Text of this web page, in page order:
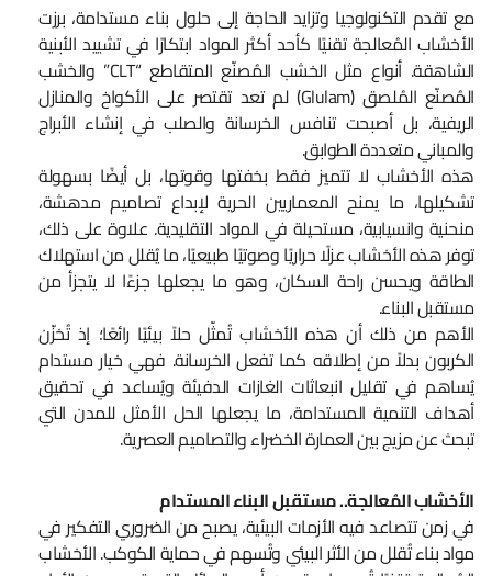
مع تقدم التكنولوجيا وتزايد الحاجة إلى حلول بناء مستدامة، برزت
الأخشاب المُعالجة تقنيًا كأحد أكثر المواد ابتكارًا في تشييد الأبنية
الشاهقة. أنواع مثل الخشب المُصنّع المتقاطع “CLT” والخشب
المُصنّع المُلصق (Glulam) لم تعد تقتصر على الأكواخ والمنازل
الريفية، بل أصبحت تنافس الخرسانة والصلب في إنشاء الأبراج
والمباني متعددة الطوابق.
هذه الأخشاب لا تتميز فقط بخفتها وقوتها، بل أيضًا بسهولة
تشكيلها، ما يمنح المعماريين الحرية لإبداع تصاميم مدهشة،
منحنية وانسيابية، مستحيلة في المواد التقليدية. علاوة على ذلك،
توفر هذه الأخشاب عزلًا حراريًا وصوتيًا طبيعيًا، ما يُقلل من استهلاك
الطاقة ويحسن راحة السكان، وهو ما يجعلها جزءًا لا يتجزأ من
مستقبل البناء.
الأهم من ذلك أن هذه الأخشاب تُمثّل حلاً بيئيًا رائعًا؛ إذ تُخزّن
الكربون بدلاً من إطلاقه كما تفعل الخرسانة. فهي خيار مستدام
يُساهم في تقليل انبعاثات الغازات الدفيئة ويُساعد في تحقيق
أهداف التنمية المستدامة، ما يجعلها الحل الأمثل للمدن التي
تبحث عن مزيج بين العمارة الخضراء والتصاميم العصرية.
الأخشاب المُعالجة.. مستقبل البناء المستدام
في زمن تتصاعد فيه الأزمات البيئية، يصبح من الضروري التفكير في
مواد بناء تُقلل من الأثر البيئي وتُسهم في حماية الكوكب. الأخشاب